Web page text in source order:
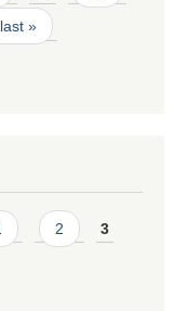
last »
2 3